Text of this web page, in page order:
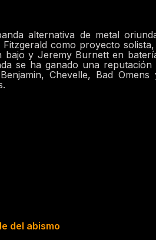
alternativa de metal
como proyecto
bajo y Jeremy Burnett en
se ha ganado una
Chevelle, Bad
del abismo